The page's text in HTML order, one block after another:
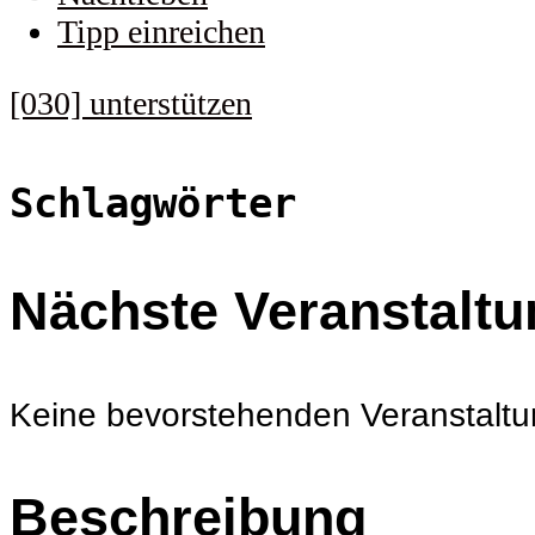
Tipp einreichen
[030] unterstützen
Schlagwörter
Nächste
Keine bevorstehenden
Beschreibung